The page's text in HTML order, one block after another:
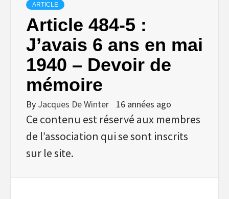
ARTICLE
Article 484-5 :
J’avais 6 ans en mai
1940 – Devoir de
mémoire
By Jacques De Winter 16 années ago
Ce contenu est réservé aux membres
de l’association qui se sont inscrits
sur le site.